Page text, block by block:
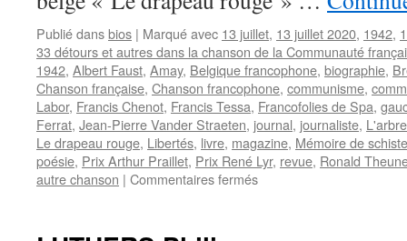
Publié dansbios | Marqué avec 13 juillet, 13 juillet 2020, 1942,
33 détours et autres dans la chanson de la Communauté
1942, Albert Faust, Amay, Belgique francophone, biographie,
Chanson française, Chanson francophone, communisme,
Labor, Francis Chenot, Francis Tessa, Francofolies de Spa,
Ferrat, Jean-Pierre Vander Straeten, journal, journaliste,
Le drapeau rouge, Libertés, livre, magazine, Mémoire de schiste
poésie, Prix Arthur Praillet, Prix René Lyr, revue, Ronald
autre chanson | Commentaires ferméssur